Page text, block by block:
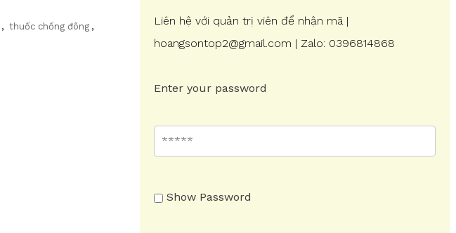
, thuốc chống đông ,
Liên hệ với quản trị viên để nhận mã |
hoangsontop2@gmail.com | Zalo: 0396814868
Enter your password
Show Password